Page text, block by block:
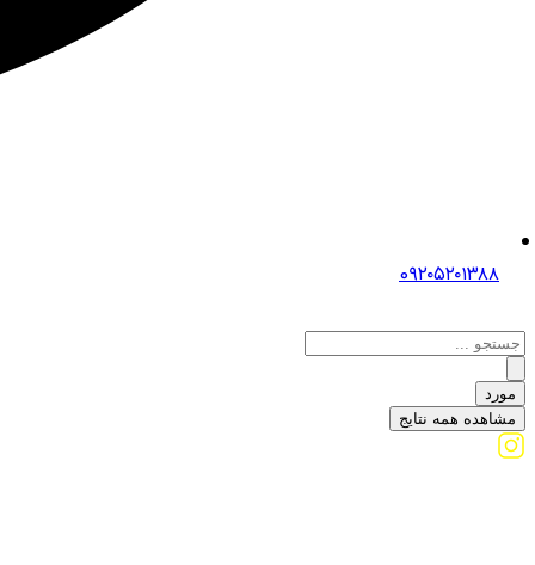
0۹۲۰۵۲۰۱۳۸۸
مورد
مشاهده همه نتایج